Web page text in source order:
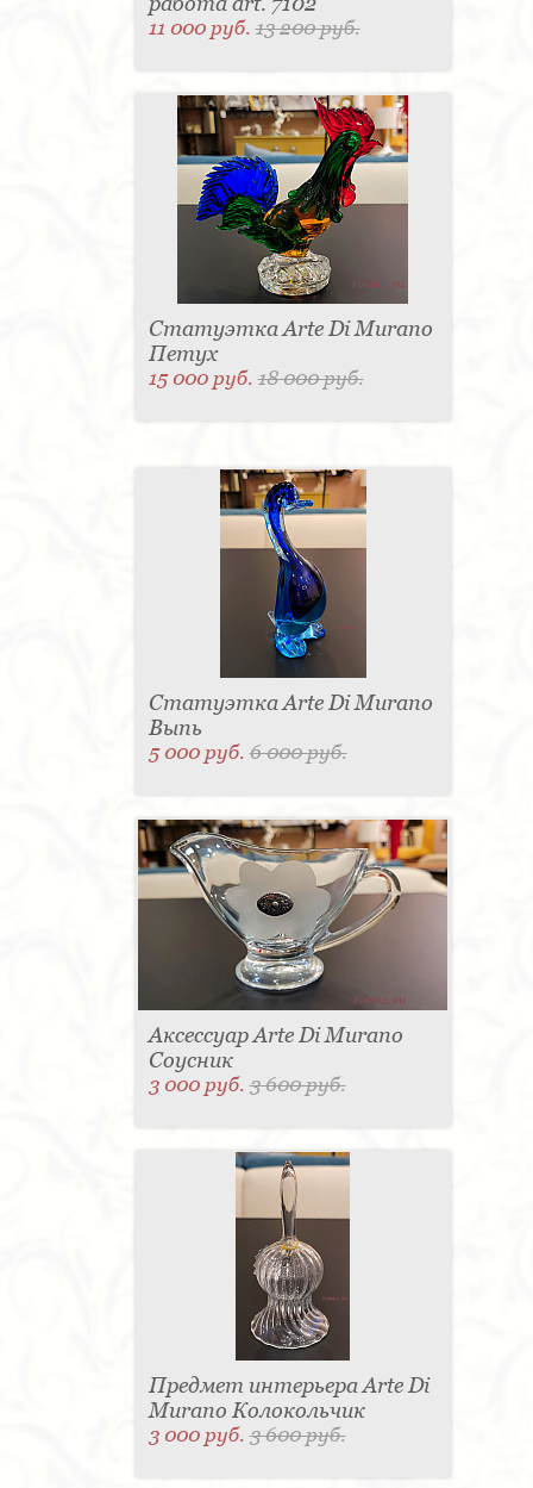
11 000 руб.13 200 руб.
Статуэтка Arte Di Murano
Петух
15 000 руб.18 000 руб.
Статуэтка Arte Di Murano
Выпь
5 000 руб.6 000 руб.
Аксессуар Arte Di Murano
Соусник
3 000 руб.3 600 руб.
Предмет интерьера Arte Di
Murano Колокольчик
3 000 руб.3 600 руб.